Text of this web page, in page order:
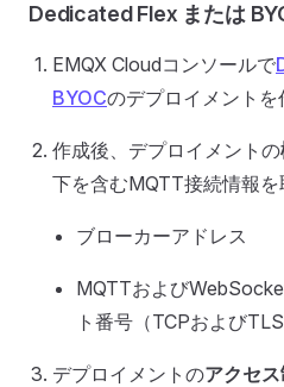
Dedicated Flex または
EMQX Cloudコンソールで
BYOCのデプロイメントを
作成後、デプロイメントの
下を含むMQTT接続情報を
ブローカーアドレス
MQTTおよび
ト番号（TCPおよび
デプロイメントのアクセ